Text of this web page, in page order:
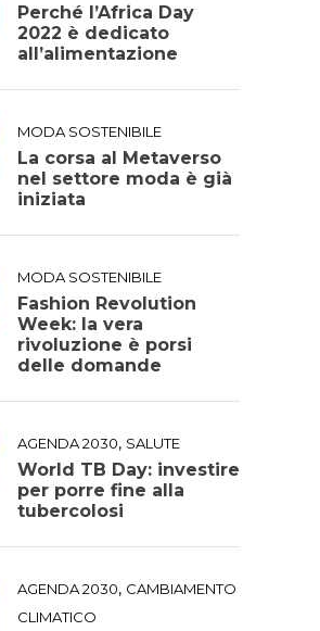
Perché l’Africa Day
2022 è dedicato
all’alimentazione
MODA SOSTENIBILE
La corsa al Metaverso
nel settore moda è già
iniziata
MODA SOSTENIBILE
Fashion Revolution
Week: la vera
rivoluzione è porsi
delle domande
AGENDA 2030, SALUTE
World TB Day: investire
per porre fine alla
tubercolosi
AGENDA 2030, CAMBIAMENTO
CLIMATICO